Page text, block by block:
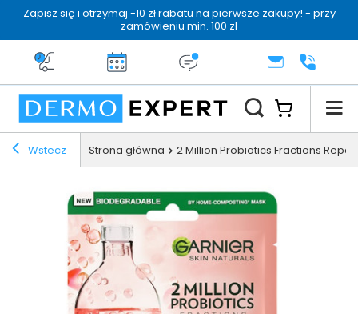
Zapisz się i otrzymaj -10 zł rabatu na pierwsze zakupy! - przy
zamówieniu min. 100 zł
Darmowa dostawa od 199 zł
14 dni na zwrotDermo konsultacjaKONTAKT+48 222
Wstecz Strona główna 2 Million Probiotics Fractions